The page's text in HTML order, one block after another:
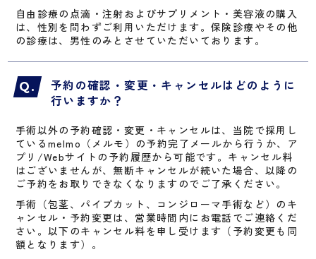
自由診療の点滴・注射およびサプリメント・美容液の購入
は、性別を問わずご利用いただけます。保険診療やその他
の診療は、男性のみとさせていただいております。
予約の確認・変更・キャンセルはどのように
行いますか？
手術以外の予約確認・変更・キャンセルは、当院で採用し
ているmelmo（メルモ）の予約完了メールから行うか、ア
プリ/Webサイトの予約履歴から可能です。キャンセル料
はございませんが、無断キャンセルが続いた場合、以降の
ご予約をお取りできなくなりますのでご了承ください。
手術（包茎、パイプカット、コンジローマ手術など）のキ
ャンセル・予約変更は、営業時間内にお電話でご連絡くだ
さい。以下のキャンセル料を申し受けます（予約変更も同
額となります）。